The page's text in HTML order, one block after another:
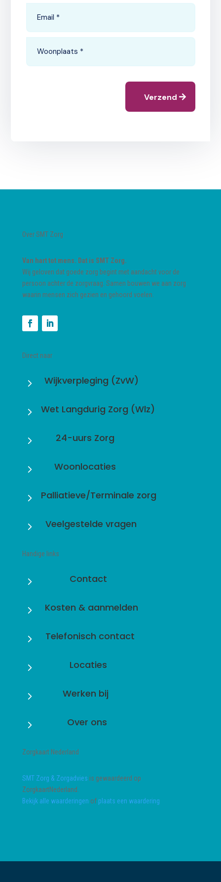
Verzend
Over SMT Zorg
Van hart tot mens. Dat is SMT Zorg.
Wij geloven dat goede zorg begint met aandacht voor de
persoon achter de zorgvraag. Samen bouwen we aan zorg
waarin mensen zich gezien en gehoord voelen.
Direct naar
5 Wijkverpleging (ZvW)
5 Wet Langdurig Zorg (Wlz)
5 24-uurs Zorg
5 Woonlocaties
5 Palliatieve/Terminale zorg
5 Veelgestelde vragen
Handige links
5 Contact
5 Kosten & aanmelden
5 Telefonisch contact
5 Locaties
5 Werken bij
5 Over ons
Zorgkaart Nederland
SMT Zorg & Zorgadvies is gewaardeerd op
ZorgkaartNederland.
Bekijk alle waarderingen of plaats een waardering